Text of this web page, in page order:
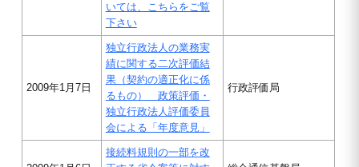
いては、こちらをご覧
下さい
2009年1月7日
独立行政法人の業務実
績に関する二次評価結
果（契約の適正化に係
るもの） 政策評価・
独立行政法人評価委員
会による「年度意見」
行政評価局
接続料規則の一部を改